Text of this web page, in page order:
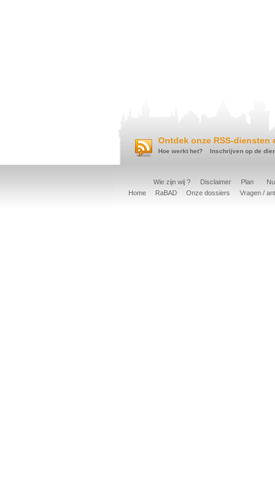
Ontdek onze RSS-diensten
Hoe werkt het? Inschrijven op de
Wie zijn wij ? Disclaimer Plan
Home
RaBAD Onze dossiers Vragen /